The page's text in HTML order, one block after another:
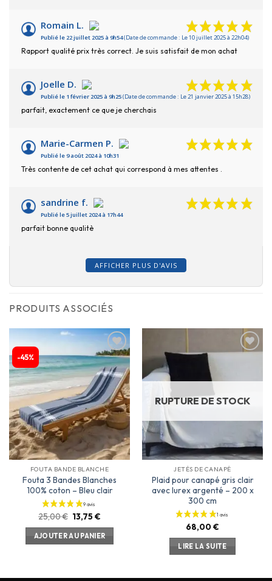
Romain L.
Publié le 22 juillet 2025 à 9h54(Date de commande : Le 10 juillet 2025 à 22h04)
Rapport qualité prix très correct. Je suis satisfait de mon achat
Joelle D.
Publié le 1 février 2025 à 9h25(Date de commande : Le 21 janvier 2025 à 15h28)
parfait, exactement ce que je cherchais
Marie-Carmen P.
Publié le 9 août 2024 à 10h31
Très contente de cet achat qui correspond à mes attentes .
sandrine f.
Publié le 5 juillet 2024 à 17h44
parfait bonne qualitè
AFFICHER PLUS D'AVIS
PRODUITS ASSOCIÉS
-45%
Ajouter
à la
liste
d’envies
FOUTA BANDE BLANCHE
Fouta 3 Bandes Blanches
100% coton – Bleu clair
25,00€ 13,75€
AJOUTER AU PANIER
RUPTURE DE STOCK
JETÉS DE CANAPÉ
Plaid pour canapé gris clair
avec lurex argenté – 200 x
300 cm
68,00 €
LIRE LA SUITE